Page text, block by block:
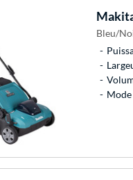
Bleu/